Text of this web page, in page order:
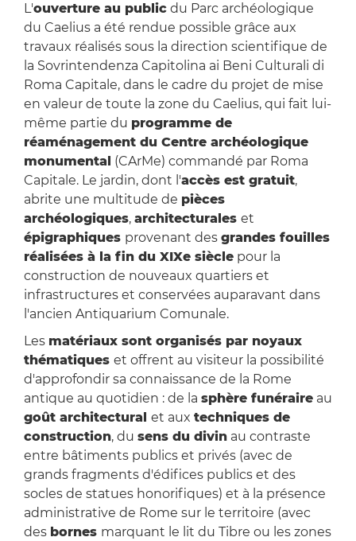
L'ouverture au publicdu Parc archéologique
du Caelius a été rendue possible grâce aux
travaux réalisés sous la direction scientifique de
la Sovrintendenza Capitolina ai Beni Culturali di
Roma Capitale, dans le cadre du projet de mise
en valeur de toute la zone du Caelius, qui fait lui-
même partie du programme de
réaménagement du Centre archéologique
monumental (CArMe) commandé par Roma
Capitale. Le jardin, dont l'accès est gratuit,
abrite une multitude de pièces
archéologiques, architecturales et
épigraphiques provenant des grandes fouilles
réalisées à la fin du XIXe sièclepour la
construction de nouveaux quartiers et
infrastructures et conservées auparavant dans
l'ancien Antiquarium Comunale.
Les matériaux sont organisés par noyaux
thématiques et offrent au visiteur la possibilité
d'approfondir sa connaissance de la Rome
antique au quotidien : de la sphère funéraireau
goût architectural et aux techniques de
construction, du sens du divinau contraste
entre bâtiments publics et privés (avec de
grands fragments d'édifices publics et des
socles de statues honorifiques) et à la présence
administrative de Rome sur le territoire (avec
des bornes marquant le lit du Tibre ou les zones